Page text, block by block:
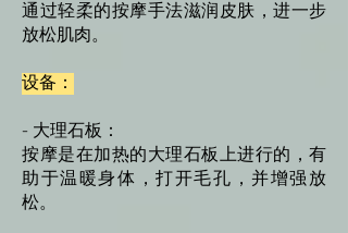
通过轻柔的按摩手法滋润皮肤，进一步
放松肌肉。
设备：
- 大理石板：
按摩是在加热的大理石板上进行的，有
助于温暖身体，打开毛孔，并增强放
松。